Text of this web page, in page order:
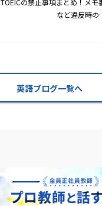
TOEICの禁止事項まとめ！メモ
など違反時
英語ブログ一覧へ